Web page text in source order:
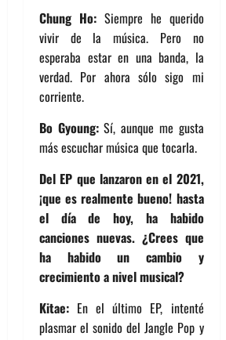
Chung Ho:Siempre he querido
vivir de la música. Pero no
esperaba estar en una banda, la
verdad. Por ahora sólo sigo mi
corriente.
Bo Gyoung:Sí, aunque me gusta
más escuchar música que tocarla.
Del EP que lanzaron en el 2021,
¡que es realmente bueno! hasta
el día de hoy, ha
habido
canciones nuevas. ¿Crees que
ha habido un cambio y
crecimiento a nivel musical?
Kitae: En el último EP, intenté
plasmar el sonido del Jangle Pop y